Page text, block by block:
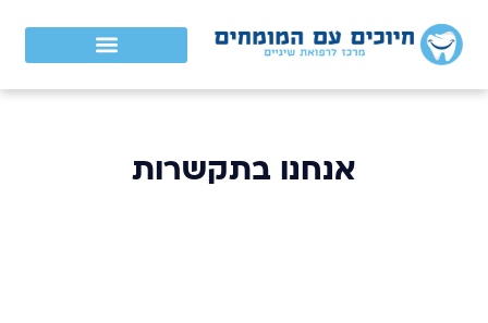
אנחנו בתקשרות